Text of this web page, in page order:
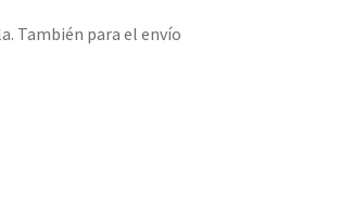
También para el envío